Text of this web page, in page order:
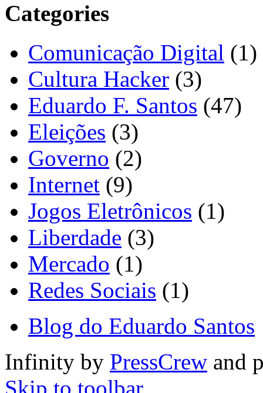
Categories
Comunicação Digital (1)
Cultura Hacker (3)
Eduardo F. Santos (47)
Eleições (3)
Governo (2)
Internet (9)
Jogos Eletrônicos (1)
Liberdade (3)
Mercado (1)
Redes Sociais (1)
Blog do Eduardo Santos
Infinity by PressCrew and
Skip to toolbar